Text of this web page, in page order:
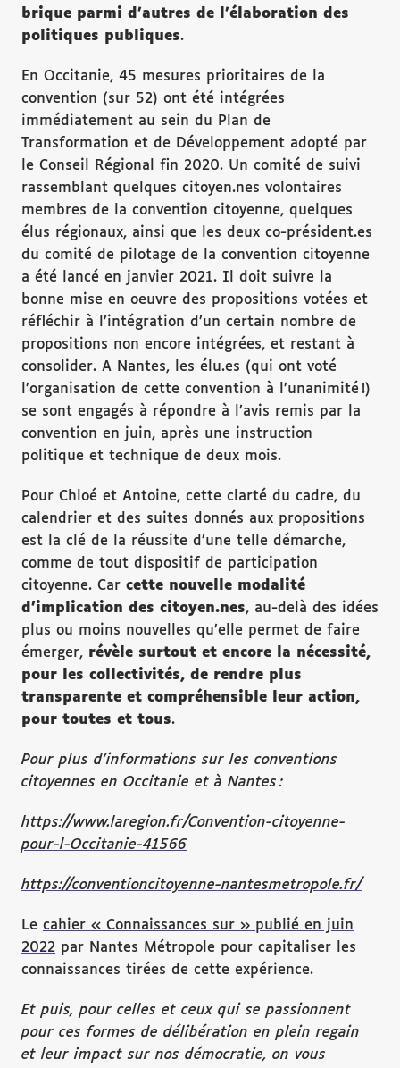
brique parmi d’autres de l’élaboration des
politiques publiques.
En Occitanie, 45 mesures prioritaires de la
convention (sur 52) ont été intégrées
immédiatement au sein du Plan de
Transformation et de Développement adopté par
le Conseil Régional fin 2020. Un comité de suivi
rassemblant quelques citoyen.nes volontaires
membres de la convention citoyenne, quelques
élus régionaux, ainsi que les deux co-président.es
du comité de pilotage de la convention citoyenne
a été lancé en janvier 2021. Il doit suivre la
bonne mise en oeuvre des propositions votées et
réfléchir à l’intégration d’un certain nombre de
propositions non encore intégrées, et restant à
consolider. A Nantes, les élu.es (qui ont voté
l’organisation de cette convention à l’unanimité !)
se sont engagés à répondre à l’avis remis par la
convention en juin, après une instruction
politique et technique de deux mois.
Pour Chloé et Antoine, cette clarté du cadre, du
calendrier et des suites donnés aux propositions
est la clé de la réussite d’une telle démarche,
comme de tout dispositif de participation
citoyenne. Car cette nouvelle modalité
d’implication des citoyen.nes, au-delà des idées
plus ou moins nouvelles qu’elle permet de faire
émerger, révèle surtout et encore la nécessité,
pour les collectivités, de rendre plus
transparente et compréhensible leur action,
pour toutes et tous.
Pour plus d’informations sur les conventions
citoyennes en Occitanie et à Nantes :
https://www.laregion.fr/Convention-citoyenne-
pour-l-Occitanie-41566
https://conventioncitoyenne-nantesmetropole.fr/
Le cahier « Connaissances sur » publié en juin
2022 par Nantes Métropole pour capitaliser les
connaissances tirées de cette expérience.
Et puis, pour celles et ceux qui se passionnent
pour ces formes de délibération en plein regain
et leur impact sur nos démocratie, on vous